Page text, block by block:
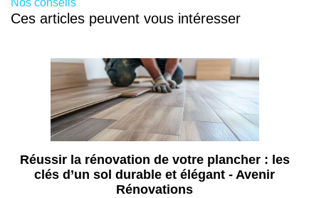
Nos conseils
Ces articles peuvent vous intéresser
Réussir la rénovation de votre plancher : les
clés d’un sol durable et élégant - Avenir
Rénovations